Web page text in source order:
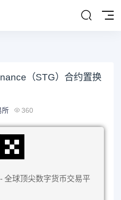
（STG）合约置换
所 360
全球顶尖数字货币交易平